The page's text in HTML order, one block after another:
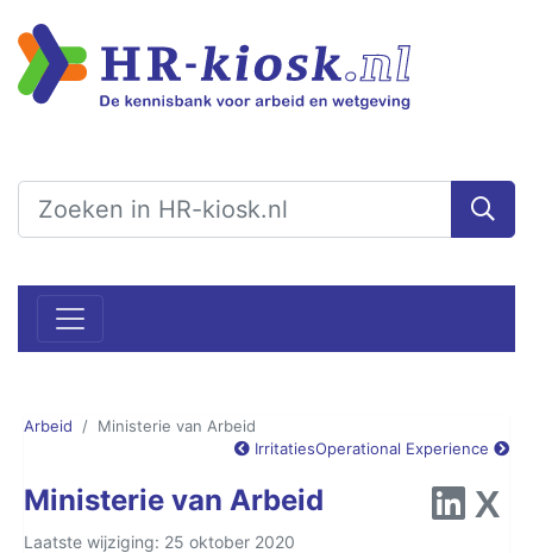
Arbeid
Ministerie van Arbeid
IrritatiesOperational Experience
Ministerie van Arbeid
Laatste wijziging: 25 oktober 2020